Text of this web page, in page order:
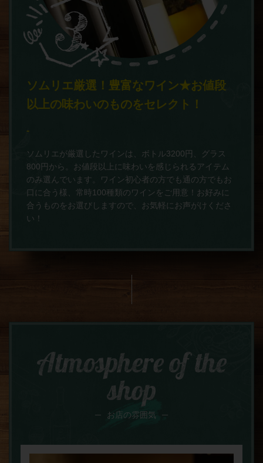
ソムリエ厳選！豊富なワイン★お値段
以上の味わいのものをセレクト！
-
ソムリエが厳選したワインは、ボトル3200円、グラス
800円から。お値段以上に味わいを感じられるアイテム
のみ選んでいます。ワイン初心者の方でも通の方でもお
口に合う様、常時100種類のワインをご用意！お好みに
合うものをお選びしますので、お気軽にお声がけくださ
い！
Atmosphere of the
shop
お店の雰囲気